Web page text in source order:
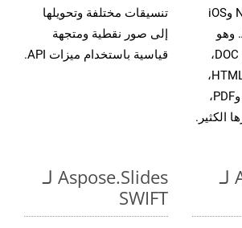
داخل تطبيقات .NET وiOS
وmacOS وAndroid. وهو
يدعم تنسيقات مثل DOC،
وOOXML، وRTF، وHTML،
وOpenDocument، وPDF،
تنسيقات مختلفة وتحويلها
إلى صور نقطية ومتجهة
قياسية باستخدام ميزات API.
Aspose.Cells لـ
Aspose.Slides لـ
SWIFT